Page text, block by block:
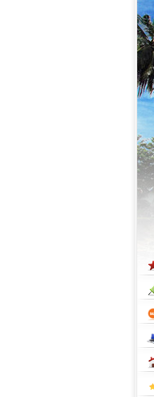
ที่เที่ยวภาคใต้